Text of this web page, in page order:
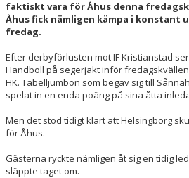
OM ÅHUS HANDBOLL
BLÅ TRÅDEN
faktiskt vara för Åhus denna
Åhus fick nämligen kämpa i konstant
fredag.
Efter derbyförlusten mot IF Kristianstad
Handboll på segerjakt inför
HK. Tabelljumbon som begav sig till
spelat in en enda poäng på sina åtta
Men det stod tidigt klart att Helsingborg
för Åhus.
Gästerna ryckte nämligen åt sig en tidig
släppte taget om.